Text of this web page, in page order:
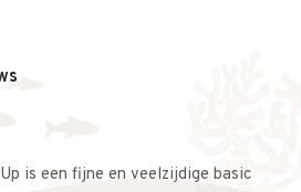
is een fijne en veelzijdige basic